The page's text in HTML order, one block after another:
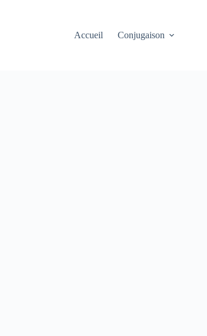
Accueil Conjugaison